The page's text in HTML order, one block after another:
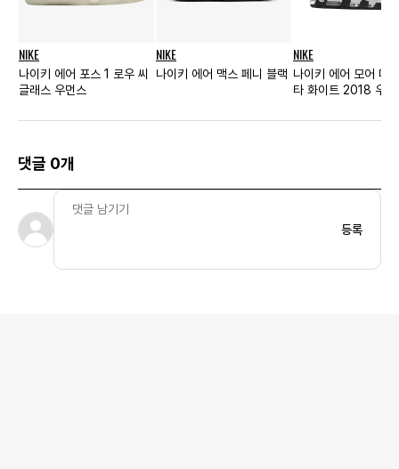
NIKE
나이키 에어 포스 1 로우 씨
글래스 우먼스
NIKE
나이키 에어 맥스 페니 블랙
NIKE
나이키 에어 모어 머
타 화이트 2018 우먼
댓글 0개
등록